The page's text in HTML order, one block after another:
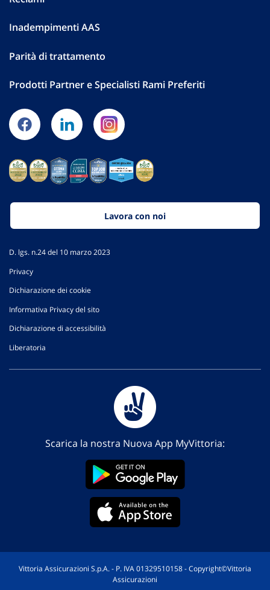
Inadempimenti AAS
Parità di trattamento
Prodotti Partner e Specialisti Rami Preferiti
Lavora con noi
D. lgs. n.24 del 10 marzo 2023
Privacy
Dichiarazione dei cookie
Informativa Privacy del sito
Dichiarazione di accessibilità
Liberatoria
Scarica la nostra Nuova App MyVittoria:
Vittoria Assicurazioni S.p.A. - P. IVA 01329510158 - Copyright©Vittoria
Assicurazioni